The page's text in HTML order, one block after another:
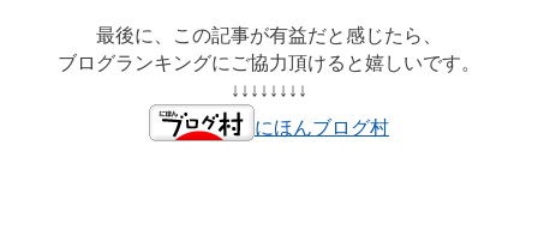
最後に、この記事が有益だと感じたら、
ブログランキングにご協力頂けると嬉しいです。
↓↓↓↓↓↓↓↓
にほんブログ村